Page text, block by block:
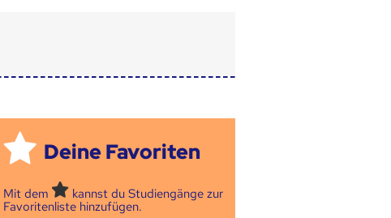
Deine Favoriten
Mit dem
kannst du Studiengänge zur
Favoritenliste hinzufügen.